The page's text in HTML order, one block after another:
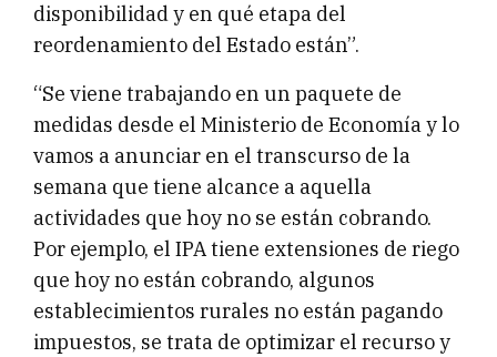
disponibilidad y en qué etapa del
reordenamiento del Estado están”.
“Se viene trabajando en un paquete de
medidas desde el Ministerio de Economía y lo
vamos a anunciar en el transcurso de la
semana que tiene alcance a aquella
actividades que hoy no se están cobrando.
Por ejemplo, el IPA tiene extensiones de riego
que hoy no están cobrando, algunos
establecimientos rurales no están pagando
impuestos, se trata de optimizar el recurso y